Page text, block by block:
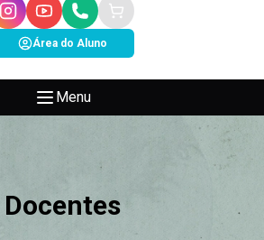
Área do Aluno
Menu
Docentes